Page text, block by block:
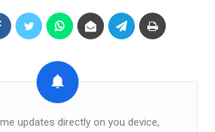
updates directly on you device,